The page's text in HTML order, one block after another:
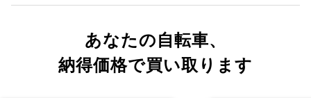
あなたの自転車、
納得価格で買い取ります